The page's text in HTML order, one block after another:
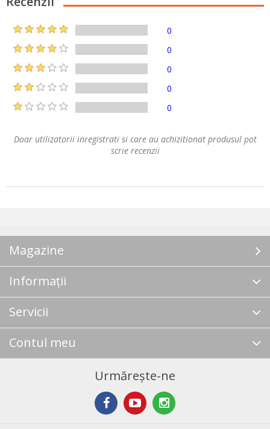
0
0
0
0
0
Doar utilizatorii inregistrati si care au achizitionat produsul pot
scrie recenzii
Magazine
Informații
Servicii
Contul meu
Urmărește-ne